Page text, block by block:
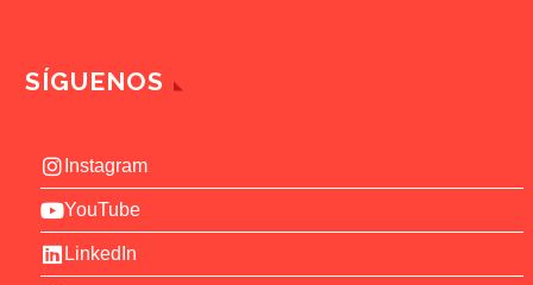
SÍGUENOS
Instagram
YouTube
LinkedIn